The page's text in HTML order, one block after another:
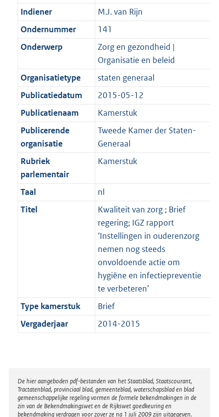
Indiener
M.J. van Rijn
Ondernummer
141
Onderwerp
Zorg en gezondheid |
Organisatie en beleid
Organisatietype
staten generaal
Publicatiedatum
2015-05-12
Publicatienaam
Kamerstuk
Publicerende
organisatie
Tweede Kamer der Staten-
Generaal
Rubriek
parlementair
Kamerstuk
Taal
nl
Titel
Kwaliteit van zorg ; Brief
regering; IGZ rapport
‘Instellingen in ouderenzorg
nemen nog steeds
onvoldoende actie om
hygiëne en infectiepreventie
te verbeteren’
Type kamerstuk
Brief
Vergaderjaar
2014-2015
Disclaimer
De hier aangeboden pdf-bestanden van het Staatsblad, Staatscourant,
Tractatenblad, provinciaal blad, gemeenteblad, waterschapsblad en blad
gemeenschappelijke regeling vormen de formele bekendmakingen in de
zin van de Bekendmakingswet en de Rijkswet goedkeuring en
bekendmaking verdragen voor zover ze na 1 juli 2009 zijn uitgegeven.